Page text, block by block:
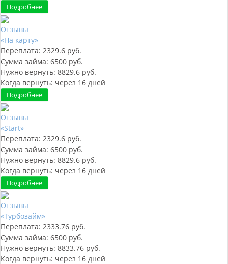
Подробнее
Отзывы
«На карту»
Переплата: 2329.6 руб.
Сумма займа: 6500 руб.
Нужно вернуть: 8829.6 руб.
Когда вернуть: через 16 дней
Подробнее
Отзывы
«Start»
Переплата: 2329.6 руб.
Сумма займа: 6500 руб.
Нужно вернуть: 8829.6 руб.
Когда вернуть: через 16 дней
Подробнее
Отзывы
«Турбозайм»
Переплата: 2333.76 руб.
Сумма займа: 6500 руб.
Нужно вернуть: 8833.76 руб.
Когда вернуть: через 16 дней